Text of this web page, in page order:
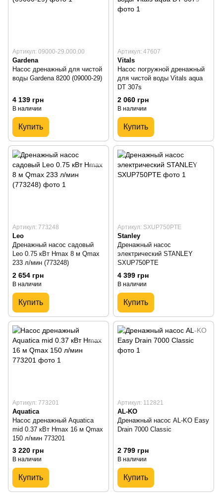
Артикул: 09000-29.000.00
Gardena
Насос дренажный для чистой
воды Gardena 8200 (09000-29)
4 139 грн
В наличии
Купить
Артикул: 47607
Vitals
Насос погружной дренажный
для чистой воды Vitals aqua
DT 307s
2 060 грн
В наличии
Купить
Артикул: 773248
Leo
Дренажный насос садовый
Leo 0.75 кВт Hmax 8 м Qmax
233 л/мин (773248)
2 654 грн
В наличии
Купить
Артикул: SXUP750PTE
Stanley
Дренажный насос
электрический STANLEY
SXUP750PTE
4 399 грн
В наличии
Купить
Артикул: 773201
Aquatica
Насос дренажный Aquatica
mid 0.37 кВт Hmax 16 м Qmax
150 л/мин 773201
3 220 грн
В наличии
Купить
Артикул: 112821
AL-KO
Дренажный насос AL-KO Easy
Drain 7000 Classic
2 799 грн
В наличии
Купить